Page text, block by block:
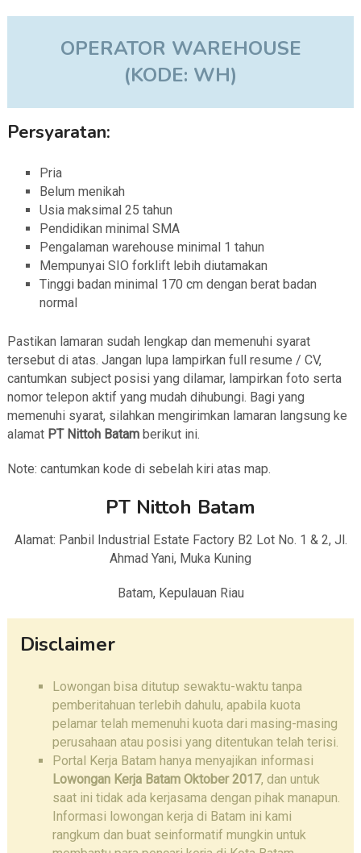
OPERATOR WAREHOUSE
(KODE: WH)
Persyaratan:
Pria
Belum menikah
Usia maksimal 25 tahun
Pendidikan minimal SMA
Pengalaman warehouse minimal 1 tahun
Mempunyai SIO forklift lebih diutamakan
Tinggi badan minimal 170 cm dengan berat badan
normal
Pastikan lamaran sudah lengkap dan memenuhi syarat
tersebut di atas. Jangan lupa lampirkan full resume / CV,
cantumkan subject posisi yang dilamar, lampirkan foto serta
nomor telepon aktif yang mudah dihubungi. Bagi yang
memenuhi syarat, silahkan mengirimkan lamaran langsung ke
alamat PT Nittoh Batamberikut ini.
Note: cantumkan kode di sebelah kiri atas map.
PT Nittoh Batam
Alamat: Panbil Industrial Estate Factory B2 Lot No. 1 & 2, Jl.
Ahmad Yani, Muka Kuning
Batam, Kepulauan Riau
Disclaimer
Lowongan bisa ditutup sewaktu-waktu tanpa
pemberitahuan terlebih dahulu, apabila kuota
pelamar telah memenuhi kuota dari masing-masing
perusahaan atau posisi yang ditentukan telah terisi.
Portal Kerja Batam hanya menyajikan informasi
Lowongan Kerja Batam Oktober 2017, dan untuk
saat ini tidak ada kerjasama dengan pihak manapun.
Informasi lowongan kerja di Batam ini kami
rangkum dan buat seinformatif mungkin untuk